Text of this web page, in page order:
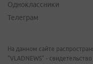
Одноклассники
Телеграм
На данном сайте
"VLADNEWS" -